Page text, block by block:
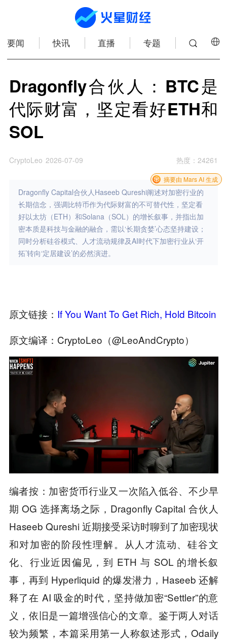
要闻 快讯 直播 专题
Dragonfly合伙人：BTC是
代际财富，坚定看好ETH和
SOL
CryptoLeo 2026-07-09 热度 ： 24261
Dragonfly Capital合伙人Haseeb Qureshi阐述对加密行业的
长期信念，强调比特币作为代际财富的不可替代性，坚定看
好以太坊（ETH）和Solana（SOL）的增长叙事，并指出加
密本质是科技与金融的融合，需以‘长期贪婪’心态坚持建设；
同时分析硅谷模式、人才流动规律及AI时代下加密行业从‘开
拓’转向‘定居建设’的必然演进。
摘要由 Mars AI 生成
原文链接： If You Want To Get Rich, Hold Bitcoin
原文编译：CryptoLeo（@LeoAndCrypto）
编者按：加密货币行业又一次陷入低谷、不少早
期 OG 选择离场之际，Dragonfly Capital 合伙人
Haseeb Qureshi 近期接受采访时聊到了加密现状
和对加密的阶段性理解。从人才流动、硅谷文
化、行业近因偏见，到 ETH 与 SOL 的增长叙
事，再到 Hyperliquid 的爆发潜力，Haseeb 还解
释了在 AI 吸金的时代，坚持做加密“Settler”的意
义，依旧是一篇增强信心的文章。鉴于两人对话
较为频繁，本篇采用第一人称叙述形式，Odaily